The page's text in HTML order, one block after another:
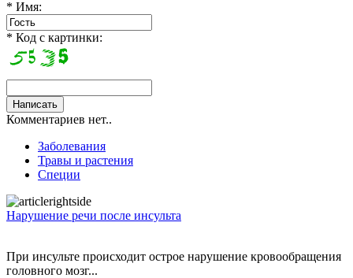
* Имя:
* Код с картинки:
Комментариев нет..
Заболевания
Травы и растения
Специи
Нарушение речи после инсульта
При инсульте происходит острое нарушение кровообращения
головного мозг...